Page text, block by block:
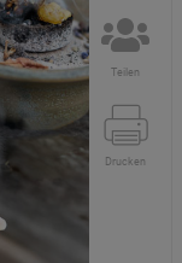
Teilen
Drucken